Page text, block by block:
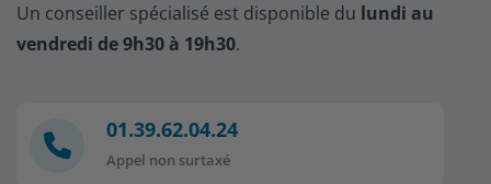
Un conseiller spécialisé est disponible du lundi au
vendredi de 9h30 à 19h30.
01.39.62.04.24
Appel non surtaxé